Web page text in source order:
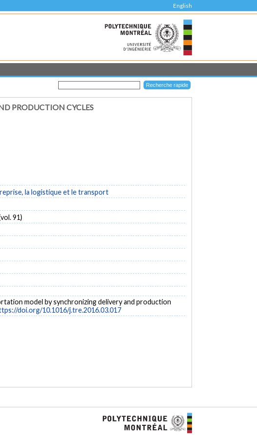
English
PRODUCTION CYCLES
la logistique et le transport
91)
model by synchronizing delivery and production
doi.org/10.1016/j.tre.2016.03.017